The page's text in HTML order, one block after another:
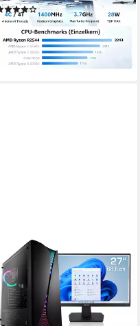
(6)
299,90 € UVP599,90 €
14,90 €mtl. in 24 Raten
-50%
lieferbar - in 3-4 Werktagen bei dir